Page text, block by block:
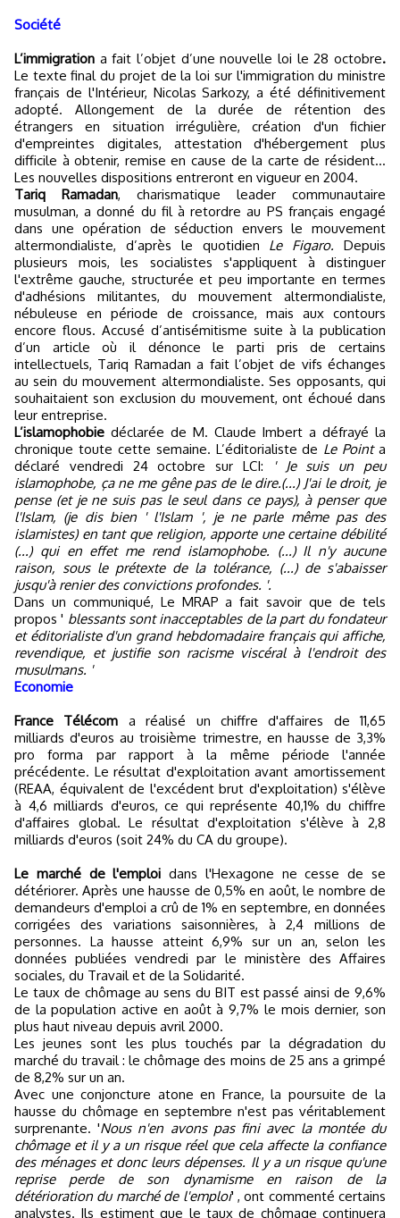
Société
L’immigration a fait l’objet d’une nouvelle loi le 28 octobre.
Le texte final du projet de la loi sur l'immigration du ministre
français de l'Intérieur, Nicolas Sarkozy, a été définitivement
adopté. Allongement de la durée de rétention des
étrangers en situation irrégulière, création d'un fichier
d'empreintes digitales, attestation d'hébergement plus
difficile à obtenir, remise en cause de la carte de résident…
Les nouvelles dispositions entreront en vigueur en 2004.
Tariq Ramadan, charismatique leader communautaire
musulman, a donné du fil à retordre au PS français engagé
dans une opération de séduction envers le mouvement
altermondialiste, d’après le quotidien Le Figaro.Depuis
plusieurs mois, les socialistes s'appliquent à distinguer
l'extrême gauche, structurée et peu importante en termes
d'adhésions militantes, du mouvement altermondialiste,
nébuleuse en période de croissance, mais aux contours
encore flous. Accusé d’antisémitisme suite à la publication
d’un article où il dénonce le parti pris de certains
intellectuels, Tariq Ramadan a fait l’objet de vifs échanges
au sein du mouvement altermondialiste. Ses opposants, qui
souhaitaient son exclusion du mouvement, ont échoué dans
leur entreprise.
L’islamophobie déclarée de M. Claude Imbert a défrayé la
chronique toute cette semaine. L’éditorialiste de Le Point a
déclaré vendredi 24 octobre sur LCI: ' Je suis un peu
islamophobe, ça ne me gêne pas de le dire.(...) J'ai le droit, je
pense (et je ne suis pas le seul dans ce pays), à penser que
l'Islam, (je dis bien ' l'Islam ', je ne parle même pas des
islamistes) en tant que religion, apporte une certaine débilité
(...) qui en effet me rend islamophobe. (...) Il n'y aucune
raison, sous le prétexte de la tolérance, (...) de s'abaisser
jusqu'à renier des convictions profondes. '.
Dans un communiqué, Le MRAP a fait savoir que de tels
propos ' blessants sont inacceptables de la part du fondateur
et éditorialiste d'un grand hebdomadaire français qui affiche,
revendique, et justifie son racisme viscéral à l'endroit des
musulmans. '
Economie
France Télécom a réalisé un chiffre d'affaires de 11,65
milliards d'euros au troisième trimestre, en hausse de 3,3%
pro forma par rapport à la même période l'année
précédente. Le résultat d'exploitation avant amortissement
(REAA, équivalent de l'excédent brut d'exploitation) s'élève
à 4,6 milliards d'euros, ce qui représente 40,1% du chiffre
d'affaires global. Le résultat d'exploitation s'élève à 2,8
milliards d'euros (soit 24% du CA du groupe).
Le marché de l'emploidans l'Hexagone ne cesse de se
détériorer. Après une hausse de 0,5% en août, le nombre de
demandeurs d'emploi a crû de 1% en septembre, en données
corrigées des variations saisonnières, à 2,4 millions de
personnes. La hausse atteint 6,9% sur un an, selon les
données publiées vendredi par le ministère des Affaires
sociales, du Travail et de la Solidarité.
Le taux de chômage au sens du BIT est passé ainsi de 9,6%
de la population active en août à 9,7% le mois dernier, son
plus haut niveau depuis avril 2000.
Les jeunes sont les plus touchés par la dégradation du
marché du travail : le chômage des moins de 25 ans a grimpé
de 8,2% sur un an.
Avec une conjoncture atone en France, la poursuite de la
hausse du chômage en septembre n'est pas véritablement
surprenante. 'Nous n'en avons pas fini avec la montée du
chômage et il y a un risque réel que cela affecte la confiance
des ménages et donc leurs dépenses. Il y a un risque qu'une
reprise perde de son dynamisme en raison de la
détérioration du marché de l'emploi' , ont commenté certains
analystes. Ils estiment que le taux de chômage continuera